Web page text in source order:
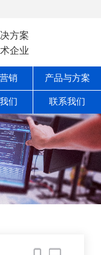
方案
企业
销 产品与方案
们 联系我们